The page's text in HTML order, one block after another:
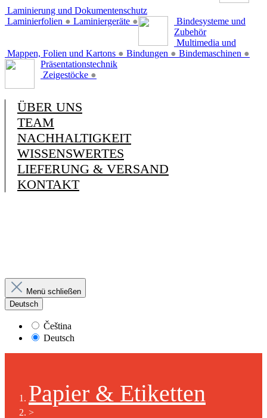
Laminierung und Dokumentenschutz
Laminierfolien ● Laminiergeräte ●
Bindesysteme und
Zubehör
Mappen, Folien und Kartons ● Bindungen ● Bindemaschinen ●
Multimedia und
Präsentationstechnik
Zeigestöcke ●
ÜBER UNS
TEAM
NACHHALTIGKEIT
WISSENSWERTES
LIEFERUNG & VERSAND
KONTAKT
Menü schließen
Deutsch
Čeština
Deutsch
Papier & Etiketten
>